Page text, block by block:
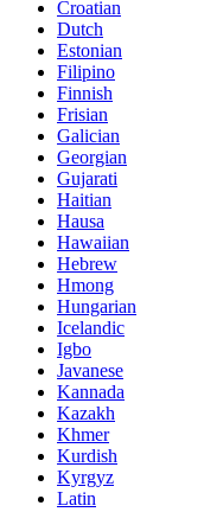
Croatian
Dutch
Estonian
Filipino
Finnish
Frisian
Galician
Georgian
Gujarati
Haitian
Hausa
Hawaiian
Hebrew
Hmong
Hungarian
Icelandic
Igbo
Javanese
Kannada
Kazakh
Khmer
Kurdish
Kyrgyz
Latin